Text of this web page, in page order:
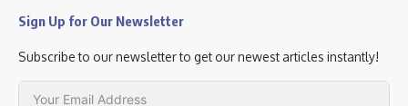
Sign Up for Our Newsletter
Subscribe to our newsletter to get our newest articles instantly!